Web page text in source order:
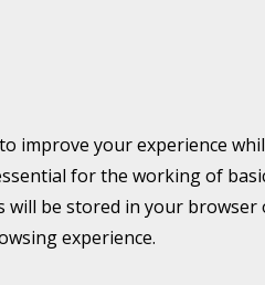
improve your experience
for the working of
will be stored in your
experience.